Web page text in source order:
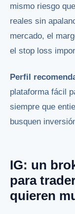
mismo riesgo
reales sin
mercado, el
el stop loss
Perfil
plataforma fácil
siempre que
busquen
IG: un
para
quieren